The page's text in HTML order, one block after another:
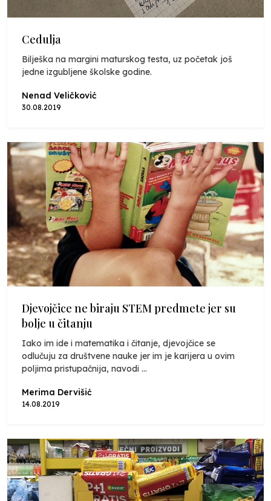
Cedulja
Bilješka na margini maturskog testa, uz početak još
jedne izgubljene školske godine.
Nenad Veličković
30.08.2019
Djevojčice ne biraju STEM predmete jer su
bolje u čitanju
Iako im ide i matematika i čitanje, djevojčice se
odlučuju za društvene nauke jer im je karijera u ovim
poljima pristupačnija, navodi ...
Merima Dervišić
14.08.2019